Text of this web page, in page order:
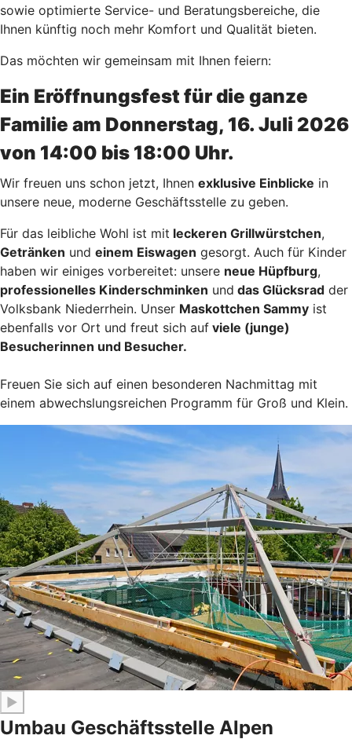
sowie optimierte Service- und Beratungsbereiche, die
Ihnen künftig noch mehr Komfort und Qualität bieten.
Das möchten wir gemeinsam mit Ihnen feiern:
Ein Eröffnungsfest für die ganze
Familie am Donnerstag, 16. Juli 2026
von 14:00 bis 18:00 Uhr.
Wir freuen uns schon jetzt, Ihnen exklusive Einblicke in
unsere neue, moderne Geschäftsstelle zu geben.
Für das leibliche Wohl ist mit leckeren Grillwürstchen,
Getränken und einem Eiswagen gesorgt. Auch für Kinder
haben wir einiges vorbereitet: unsere neue Hüpfburg,
professionelles Kinderschminken und das Glücksrad der
Volksbank Niederrhein. Unser Maskottchen Sammy ist
ebenfalls vor Ort und freut sich auf viele (junge)
Besucherinnen und Besucher.
Freuen Sie sich auf einen besonderen Nachmittag mit
einem abwechslungsreichen Programm für Groß und Klein.
▶
Umbau Geschäftsstelle Alpen